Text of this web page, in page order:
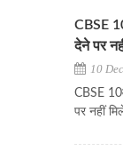
CBSE
देने पर
10
CBSE
पर नहीं